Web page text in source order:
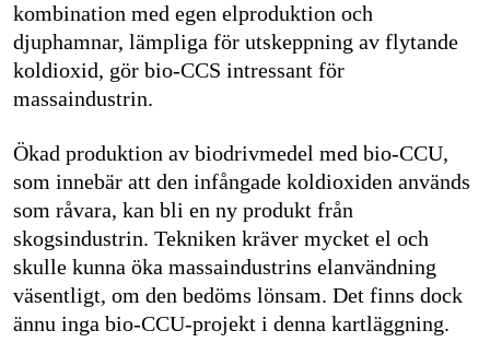
kombination med egen elproduktion och
djuphamnar, lämpliga för utskeppning av flytande
koldioxid, gör bio-CCS intressant för
massaindustrin.
Ökad produktion av biodrivmedel med bio-CCU,
som innebär att den infångade koldioxiden används
som råvara, kan bli en ny produkt från
skogsindustrin. Tekniken kräver mycket el och
skulle kunna öka massaindustrins elanvändning
väsentligt, om den bedöms lönsam. Det finns dock
ännu inga bio-CCU-projekt i denna kartläggning.